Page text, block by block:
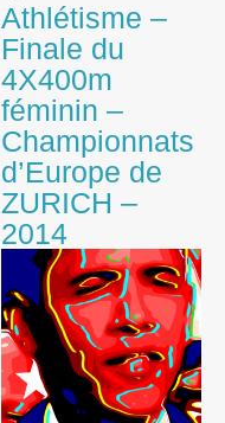
Athlétisme –
Finale du
4X400m
féminin –
Championnats
d’Europe de
ZURICH –
2014